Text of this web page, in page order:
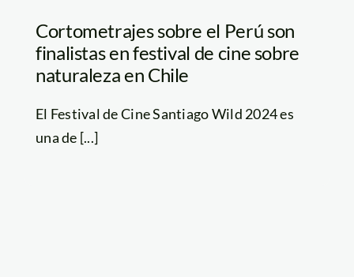
Cortometrajes sobre el Perú son
finalistas en festival de cine sobre
naturaleza en Chile
El Festival de Cine Santiago Wild 2024 es
una de [...]